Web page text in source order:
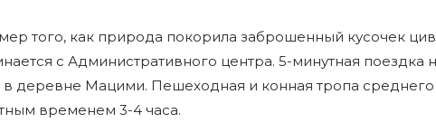
того, как природа покорила заброшенный кусочек
с Административного центра. 5-минутная
деревне Мацими. Пешеходная и конная тропа среднего
временем 3-4 часа.